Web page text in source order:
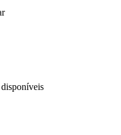
disponíveis